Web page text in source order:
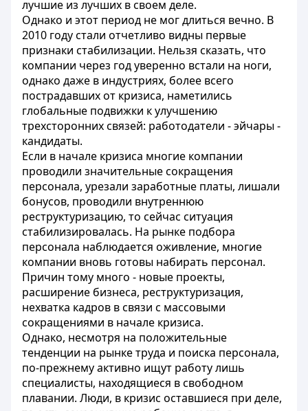
лучшие из лучших в своем деле.
Однако и этот период не мог длиться вечно. В
2010 году стали отчетливо видны первые
признаки стабилизации. Нельзя сказать, что
компании через год уверенно встали на ноги,
однако даже в индустриях, более всего
пострадавших от кризиса, наметились
глобальные подвижки к улучшению
трехсторонних связей: работодатели - эйчары -
кандидаты.
Если в начале кризиса многие компании
проводили значительные сокращения
персонала, урезали заработные платы, лишали
бонусов, проводили внутреннюю
реструктуризацию, то сейчас ситуация
стабилизировалась. На рынке подбора
персонала наблюдается оживление, многие
компании вновь готовы набирать персонал.
Причин тому много - новые проекты,
расширение бизнеса, реструктуризация,
нехватка кадров в связи с массовыми
сокращениями в начале кризиса.
Однако, несмотря на положительные
тенденции на рынке труда и поиска персонала,
по-прежнему активно ищут работу лишь
специалисты, находящиеся в свободном
плавании. Люди, в кризис оставшиеся при деле,